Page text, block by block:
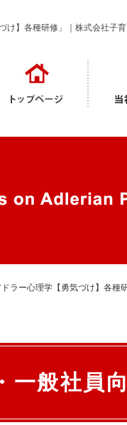
け】各種研修」｜株式会社子
ラー心理学【勇気づけ】各種
一般社員